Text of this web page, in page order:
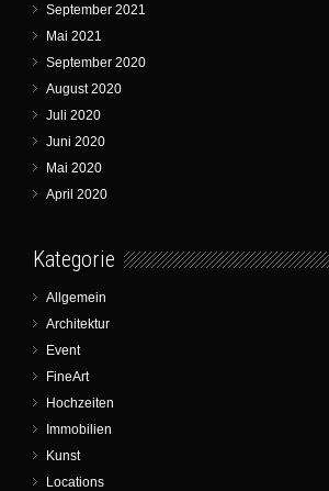
September 2021
Mai 2021
September 2020
August 2020
Juli 2020
Juni 2020
Mai 2020
April 2020
Kategorie
Allgemein
Architektur
Event
FineArt
Hochzeiten
Immobilien
Kunst
Locations